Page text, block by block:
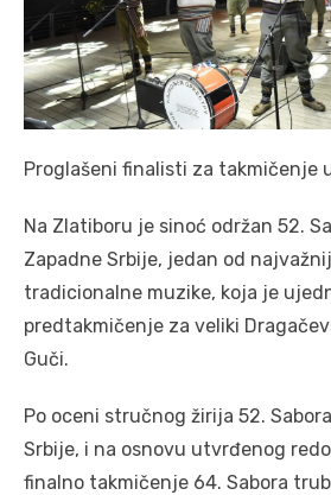
Proglašeni finalisti za takmičenje
Na Zlatiboru je sinoć održan 52.
Zapadne Srbije, jedan od
tradicionalne muzike, koja je
predtakmičenje za veliki
Guči.
Po oceni stručnog žirija 52.
Srbije, i na osnovu utvrđenog
finalno takmičenje 64. Sabora